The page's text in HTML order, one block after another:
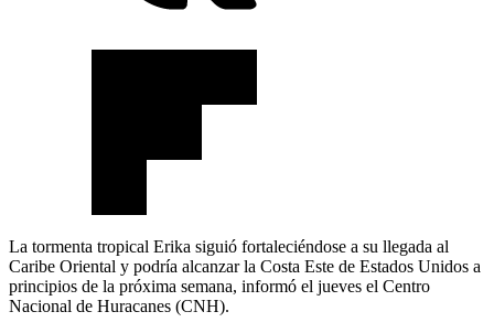
La tormenta tropical Erika siguió fortaleciéndose a su llegada al
Caribe Oriental y podría alcanzar la Costa Este de Estados Unidos a
principios de la próxima semana, informó el jueves el Centro
Nacional de Huracanes (CNH).